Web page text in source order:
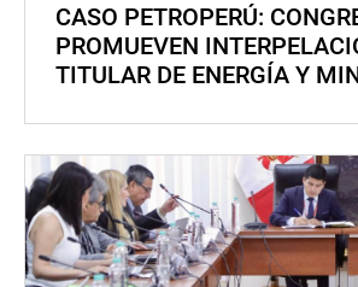
CASO PETROPERÚ:
PROMUEVEN
TITULAR DE ENERGÍA Y